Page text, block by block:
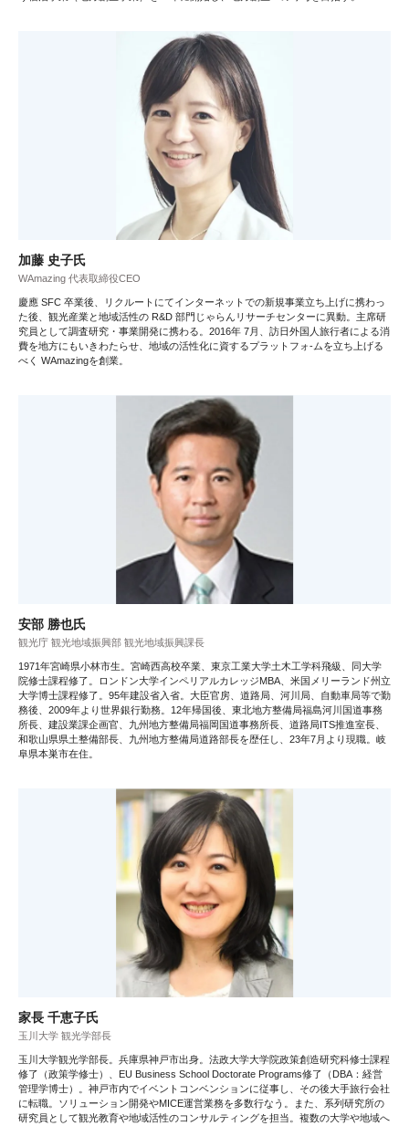
加藤 史子氏
WAmazing 代表取締役CEO
慶應 SFC 卒業後、リクルートにてインターネットでの新規事業立ち上げに携わっ
た後、観光産業と地域活性の R&D 部門じゃらんリサーチセンターに異動。主席研
究員として調査研究・事業開発に携わる。2016年 7月、訪日外国人旅行者による消
費を地方にもいきわたらせ、地域の活性化に資するプラットフォ-ムを立ち上げる
べく WAmazingを創業。
安部 勝也氏
観光庁 観光地域振興部 観光地域振興課長
1971年宮崎県小林市生。宮崎西高校卒業、東京工業大学土木工学科飛級、同大学
院修士課程修了。ロンドン大学インペリアルカレッジMBA、米国メリーランド州立
大学博士課程修了。95年建設省入省。大臣官房、道路局、河川局、自動車局等で勤
務後、2009年より世界銀行勤務。12年帰国後、東北地方整備局福島河川国道事務
所長、建設業課企画官、九州地方整備局福岡国道事務所長、道路局ITS推進室長、
和歌山県県土整備部長、九州地方整備局道路部長を歴任し、23年7月より現職。岐
阜県本巣市在住。
家長 千恵子氏
玉川大学 観光学部長
玉川大学観光学部長。兵庫県神戸市出身。法政大学大学院政策創造研究科修士課程
修了（政策学修士）、EU Business School Doctorate Programs修了（DBA：経営
管理学博士）。神戸市内でイベントコンベンションに従事し、その後大手旅行会社
に転職。ソリューション開発やMICE運営業務を多数行なう。また、系列研究所の
研究員として観光教育や地域活性のコンサルティングを担当。複数の大学や地域へ